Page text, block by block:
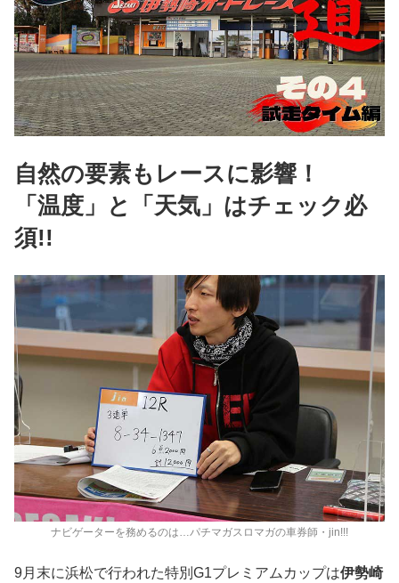
自然の要素もレースに影響！
「温度」と「天気」はチェック必
須!!
ナビゲーターを務めるのは…パチマガスロマガの車券師・jin!!!
9月末に浜松で行われた特別G1プレミアムカップは伊勢崎